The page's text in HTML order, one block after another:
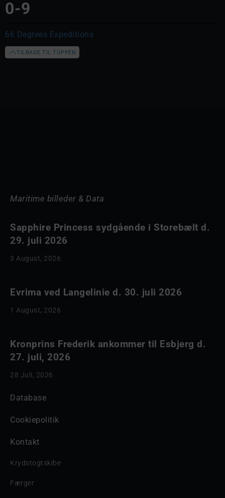
0-9
66 Degrees Expeditions
TILBAGE TIL TOPPEN
Maritime billeder & Data
Sapphire Princess sydgående i Storebælt d.
29. juli 2026
3 August, 2026
Evrima ved Langelinie d. 30. juli 2026
1 August, 2026
Kronprins Frederik ankommer til Esbjerg d.
27. juli, 2026
28 Juli, 2026
Database
Cookiepolitik
Kontakt
Krydstogtskibe
Færger